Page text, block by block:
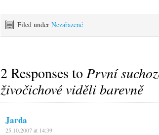
Filed under Nezařazené
2 Responses toPrvní
živočichové viděli barevně
Jarda
25.10.2007 at 14:39